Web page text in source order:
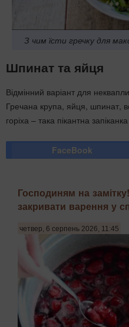
З чим їсти гречку для
Шпинат та яйця
Відмінний варіант для
Гречана крупа, яйця, шпинат,
горіха – така пікантна
FaceBook
Господиням на
закривати варення у
четвер, 6 серпень 2026, 11:45